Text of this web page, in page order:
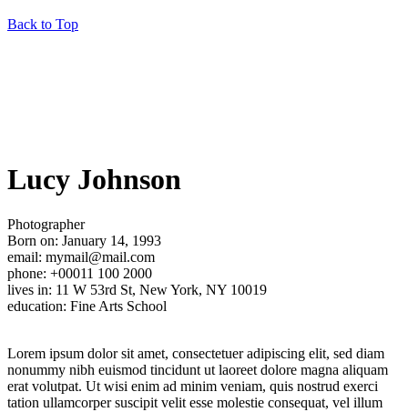
Back to Top
Lucy Johnson
Photographer
Born on: January 14, 1993
email: mymail@mail.com
phone: +00011 100 2000
lives in: 11 W 53rd St, New York, NY 10019
education: Fine Arts School
Lorem ipsum dolor sit amet, consectetuer adipiscing elit, sed diam
nonummy nibh euismod tincidunt ut laoreet dolore magna aliquam
erat volutpat. Ut wisi enim ad minim veniam, quis nostrud exerci
tation ullamcorper suscipit velit esse molestie consequat, vel illum